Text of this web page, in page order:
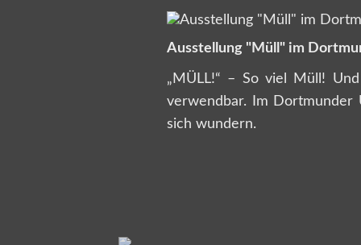
Ausstellung "Müll" im
„MÜLL!“ – So viel Müll!
verwendbar. Im Dortmunder
sich wundern.